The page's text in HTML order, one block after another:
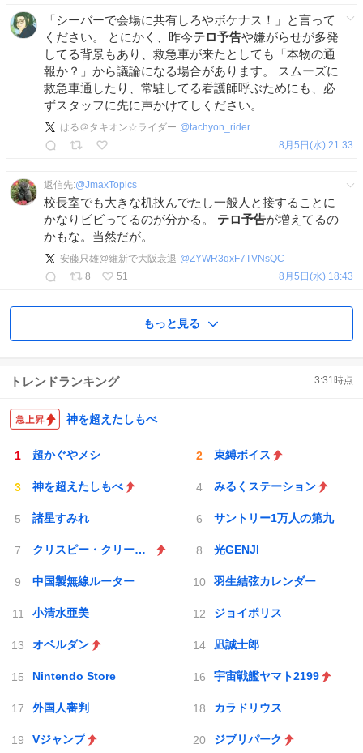
「シーバーで会場に共有しろやボケナス！」と言って
ください。 とにかく、昨今テロ予告や嫌がらせが多発
してる背景もあり、救急車が来たとしても「本物の通
報か？」から議論になる場合があります。 スムーズに
救急車通したり、常駐してる看護師呼ぶためにも、必
ずスタッフに先に声かけてしください。
はる＠タキオン☆ライダー @tachyon_rider
8月5日(水) 21:33
返信先:@JmaxTopics
校長室でも大きな机挟んでたし一般人と接することに
かなりビビってるのが分かる。 テロ予告が増えてるの
かもな。当然だが。
安藤只雄@維新で大阪衰退 @ZYWR3qxF7TVNsQC
8
51 8月5日(水) 18:43
もっと見る
トレンドランキング 3:31時点
神を超えたしもべ
超かぐやメシ 束縛ボイス
神を超えたしもべ みるくステーション
諸星すみれ サントリー1万人の第九
クリスピー・クリーム・ドーナツ 光GENJI
中国製無線ルーター 羽生結弦カレンダー
小清水亜美 ジョイポリス
オベルダン 凪誠士郎
Nintendo Store 宇宙戦艦ヤマト2199
外国人審判 カラドリウス
Vジャンプ ジブリパーク